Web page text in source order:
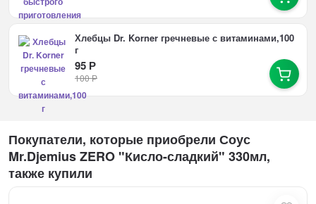
Хлебцы Dr. Korner гречневые с витаминами,100
г
95 Р
100Р
Покупатели, которые приобрели Соус
Mr.Djemius ZERO "Кисло-сладкий" 330мл,
также купили